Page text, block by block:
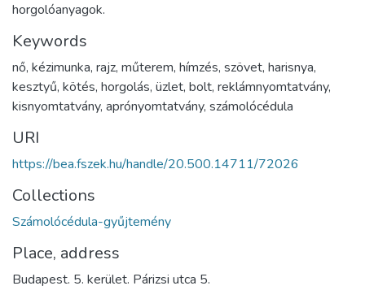
horgolóanyagok.
Keywords
nő, kézimunka, rajz, műterem, hímzés, szövet, harisnya,
kesztyű, kötés, horgolás, üzlet, bolt, reklámnyomtatvány,
kisnyomtatvány, aprónyomtatvány, számolócédula
URI
https://bea.fszek.hu/handle/20.500.14711/72026
Collections
Számolócédula-gyűjtemény
Place, address
Budapest. 5. kerület. Párizsi utca 5.